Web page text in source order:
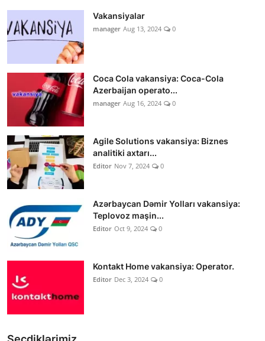
Vakansiyalar
manager Aug 13, 2024 0
Coca Cola vakansiya: Coca-Cola
Azerbaijan operato...
manager Aug 16, 2024 0
Agile Solutions vakansiya: Biznes
analitiki axtarı...
Editor Nov 7, 2024 0
Azərbaycan Dəmir Yolları vakansiya:
Teplovoz maşin...
Editor Oct 9, 2024 0
Kontakt Home vakansiya: Operator.
Editor Dec 3, 2024 0